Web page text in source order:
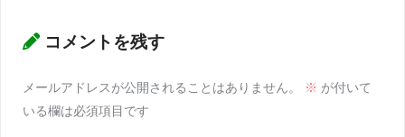
コメントを残す
メールアドレスが公開されることはありません。 ※ が付いて
いる欄は必須項目です